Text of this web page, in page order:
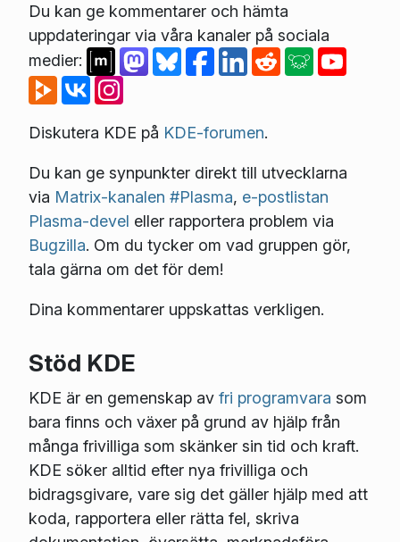
Du kan ge kommentarer och hämta
uppdateringar via våra kanaler på sociala
medier:
Diskutera KDE på KDE-forumen.
Du kan ge synpunkter direkt till utvecklarna
via Matrix-kanalen #Plasma, e-postlistan
Plasma-devel eller rapportera problem via
Bugzilla. Om du tycker om vad gruppen gör,
tala gärna om det för dem!
Dina kommentarer uppskattas verkligen.
Stöd KDE
KDE är en gemenskap av fri programvara som
bara finns och växer på grund av hjälp från
många frivilliga som skänker sin tid och kraft.
KDE söker alltid efter nya frivilliga och
bidragsgivare, vare sig det gäller hjälp med att
koda, rapportera eller rätta fel, skriva